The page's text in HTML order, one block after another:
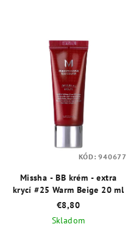
Missha - BB krém - extra
krycí #25 Warm Beige 20 ml
€8,80
Skladom
KÓD:940677